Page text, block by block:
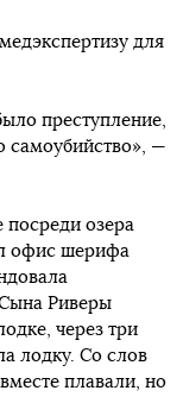
для
преступление,
самоубийство», —
посреди озера
офис шерифа
Риверы
через три
лодку. Со слов
плавали, но